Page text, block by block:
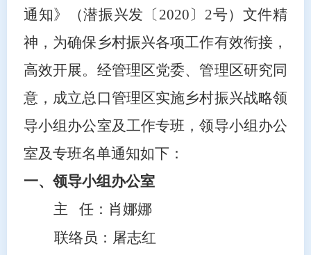
通知》（潜振兴发〔 2020〕 2号）文件精
神，为确保乡村振兴各项工作有效衔接，
高效开展。经管理区党委、管理区研究同
意，成立总口管理区实施乡村振兴战略领
导小组办公室及工作专班，领导小组办公
室及专班名单通知如下：
一、领导小组办公室
主
任：肖娜娜
联络员：屠志红